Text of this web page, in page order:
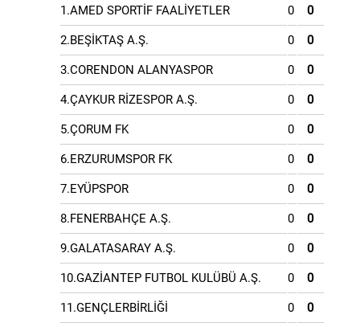
1.AMED SPORTİF FAALİYETLER 0 0
2.BEŞİKTAŞ A.Ş. 0 0
3.CORENDON ALANYASPOR 0 0
4.ÇAYKUR RİZESPOR A.Ş. 0 0
5.ÇORUM FK 0 0
6.ERZURUMSPOR FK 0 0
7.EYÜPSPOR 0 0
8.FENERBAHÇE A.Ş. 0 0
9.GALATASARAY A.Ş. 0 0
10.GAZİANTEP FUTBOL KULÜBÜ A.Ş. 0 0
11.GENÇLERBİRLİĞİ 0 0